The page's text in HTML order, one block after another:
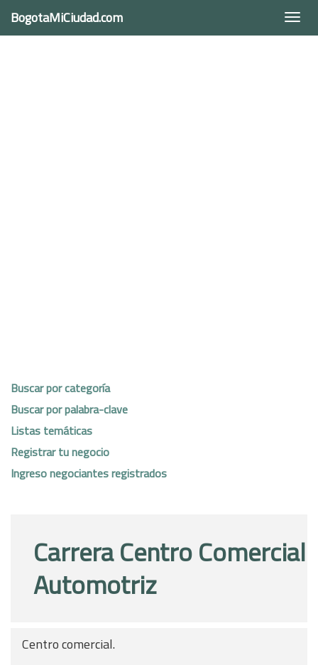
BogotaMiCiudad.com
Buscar por categoría
Buscar por palabra-clave
Listas temáticas
Registrar tu negocio
Ingreso negociantes registrados
Carrera Centro Comercial
Automotriz
Centro comercial.